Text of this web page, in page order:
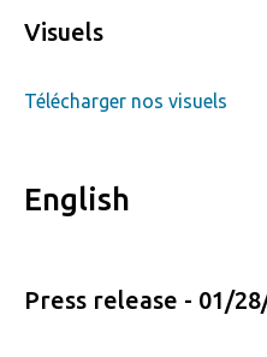
Visuels
Télécharger nos visuels
English
Press release - 01/